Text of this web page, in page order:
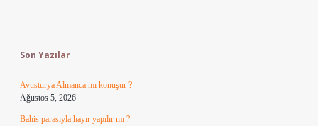
Son Yazılar
Avusturya Almanca mı konuşur ?
Ağustos 5, 2026
Bahis parasıyla hayır yapılır mı ?